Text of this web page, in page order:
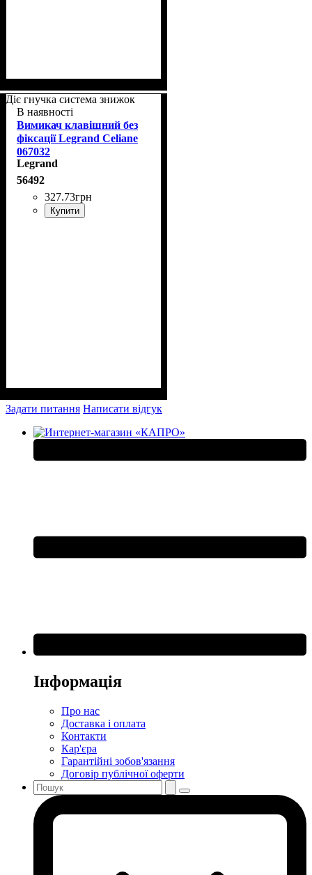
Діє гнучка система знижок
В наявності
Вимикач клавішний без
фіксації Legrand Celiane
067032
Legrand
56492
327.73грн
Купити
Задати питання Написати відгук
Інформація
Про нас
Доставка і оплата
Контакти
Кар'єра
Гарантійні зобов'язання
Договір публічної оферти